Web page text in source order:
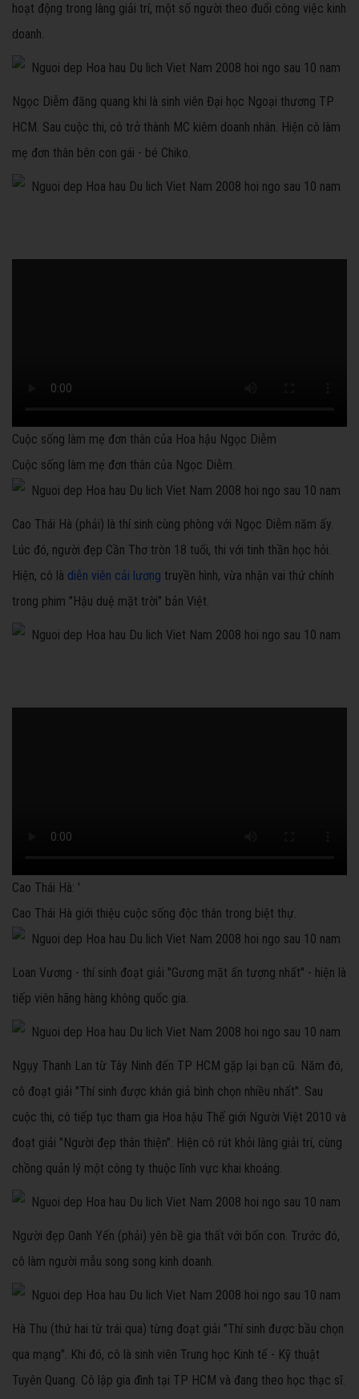
hoạt động trong làng giải trí, một số người theo đuổi công việc kinh
doanh.
Ngọc Diễm đăng quang khi là sinh viên Đại học Ngoại thương TP
HCM. Sau cuộc thi, cô trở thành MC kiêm doanh nhân. Hiện cô làm
mẹ đơn thân bên con gái - bé Chiko.
Cuộc sống làm mẹ đơn thân của Hoa hậu Ngọc Diễm
Cuộc sống làm mẹ đơn thân của Ngọc Diễm.
Cao Thái Hà (phải) là thí sinh cùng phòng với Ngọc Diễm năm ấy.
Lúc đó, người đẹp Cần Thơ tròn 18 tuổi, thi với tinh thần học hỏi.
Hiện, cô là diễn viên cải lương truyền hình, vừa nhận vai thứ chính
trong phim "Hậu duệ mặt trời" bản Việt.
Cao Thái Hà: '
Cao Thái Hà giới thiệu cuộc sống độc thân trong biệt thự.
Loan Vương - thí sinh đoạt giải "Gương mặt ấn tượng nhất" - hiện là
tiếp viên hãng hàng không quốc gia.
Ngụy Thanh Lan từ Tây Ninh đến TP HCM gặp lại bạn cũ. Năm đó,
cô đoạt giải "Thí sinh được khán giả bình chọn nhiều nhất". Sau
cuộc thi, cô tiếp tục tham gia Hoa hậu Thế giới Người Việt 2010 và
đoạt giải "Người đẹp thân thiện". Hiện cô rút khỏi làng giải trí, cùng
chồng quản lý một công ty thuộc lĩnh vực khai khoáng.
Người đẹp Oanh Yến (phải) yên bề gia thất với bốn con. Trước đó,
cô làm người mẫu song song kinh doanh.
Hà Thu (thứ hai từ trái qua) từng đoạt giải "Thí sinh được bầu chọn
qua mạng". Khi đó, cô là sinh viên Trung học Kinh tế - Kỹ thuật
Tuyên Quang. Cô lập gia đình tại TP HCM và đang theo học thạc sĩ.